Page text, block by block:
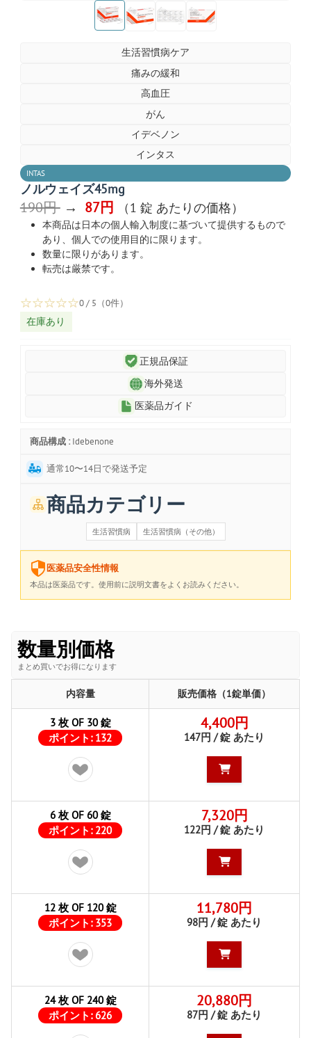
お薬ショップお薬ショップお薬ショップ お薬ショップ
生活習慣病ケア
痛みの緩和
高血圧
がん
イデベノン
インタス
INTAS
ノルウェイズ45mg
190円 → 87円 （1 錠 あたりの価格）
本商品は日本の個人輸入制度に基づいて提供するもので
あり、個人での使用目的に限ります。
数量に限りがあります。
転売は厳禁です。
☆☆☆☆☆0 / 5（0件）
在庫あり
正規品保証
海外発送
医薬品ガイド
商品構成 : Idebenone
通常10〜14日で発送予定
商品カテゴリー
生活習慣病 生活習慣病（その他）
医薬品安全性情報
本品は医薬品です。使用前に説明文書をよくお読みください。
数量別価格
まとめ買いでお得になります
内容量 販売価格（1錠単価）
3 枚 OF 30 錠
ポイント: 132
4,400円
147円 / 錠 あたり
6 枚 OF 60 錠
ポイント: 220
7,320円
122円 / 錠 あたり
12 枚 OF 120 錠
ポイント: 353
11,780円
98円 / 錠 あたり
24 枚 OF 240 錠
ポイント: 626
20,880円
87円 / 錠 あたり